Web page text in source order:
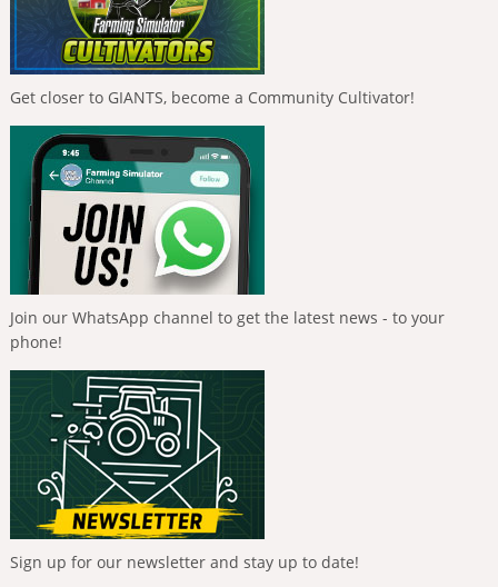
Get closer to GIANTS, become a Community Cultivator!
Join our WhatsApp channel to get the latest news - to your
phone!
Sign up for our newsletter and stay up to date!